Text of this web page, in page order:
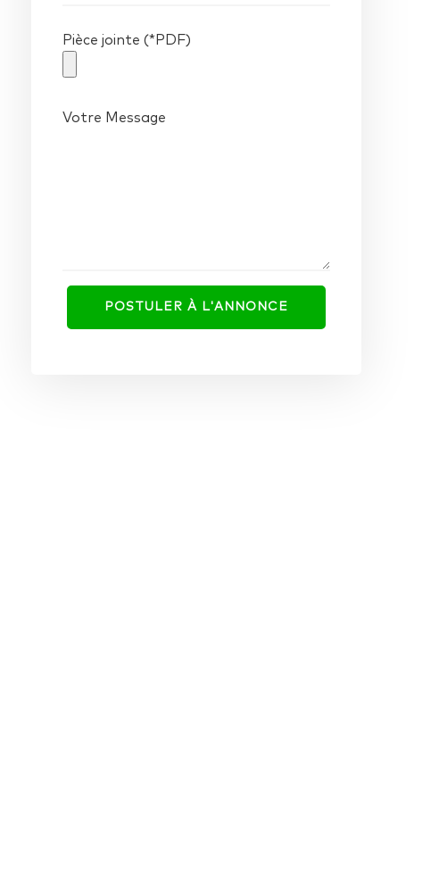
Pièce jointe (*PDF)
Votre Message